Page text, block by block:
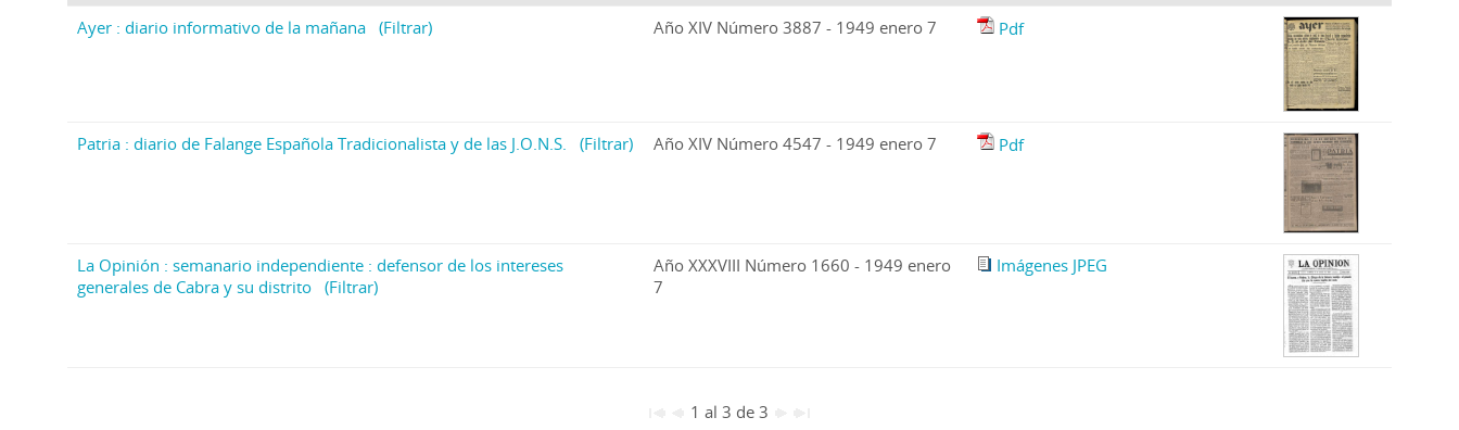
Ayer : diario informativo de la mañana (Filtrar) Año XIV Número 3887 - 1949 enero 7 Pdf
Patria : diario de Falange Española Tradicionalista y de las J.O.N.S. (Filtrar) Año XIV Número 4547 - 1949 enero 7 Pdf
La Opinión : semanario independiente : defensor de los intereses
generales de Cabra y su distrito (Filtrar)
Año XXXVIII Número 1660 - 1949 enero
7
Imágenes JPEG
1 al 3 de 3